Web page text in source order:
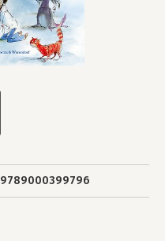
9789000399796